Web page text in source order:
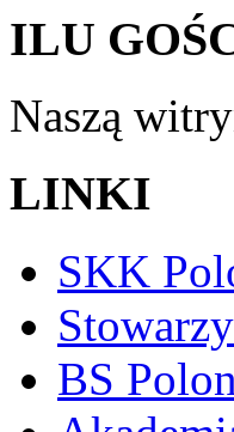
ILU
Naszą
LINKI
SKK
BS